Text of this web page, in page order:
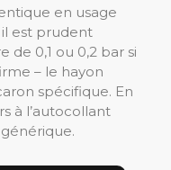
en usage
est prudent
de 0,1 ou 0,2 bar si
– le hayon
spécifique. En
à l’autocollant